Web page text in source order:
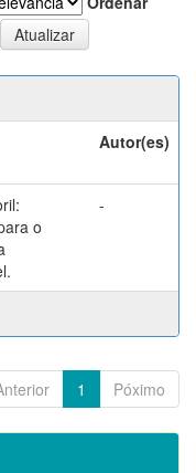
Autor(es)
o
-
1 Póximo